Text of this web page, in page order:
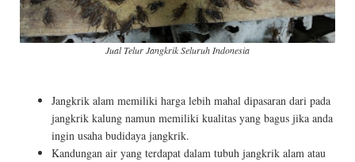
Jual Telur Jangkrik Seluruh Indonesia
Jangkrik alam memiliki harga lebih mahal dipasaran dari pada
jangkrik kalung namun memiliki kualitas yang bagus jika anda
ingin usaha budidaya jangkrik.
Kandungan air yang terdapat dalam tubuh jangkrik alam atau